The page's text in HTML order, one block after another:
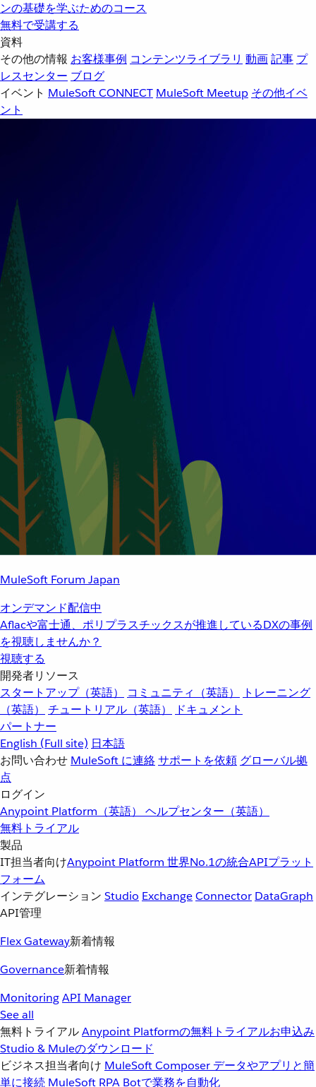
ンの基礎を学ぶためのコース
無料で受講する
資料
その他の情報 お客様事例 コンテンツライブラリ 動画記事 プ
レスセンター ブログ
イベント MuleSoft CONNECT MuleSoft Meetup その他イベ
ント
MuleSoft Forum Japan
オンデマンド配信中
Aflacや富士通、ポリプラスチックスが推進しているDXの事例
を視聴しませんか？
視聴する
開発者リソース
スタートアップ（英語）
コミュニティ（英語）
トレーニング
（英語）
チュートリアル（英語）
ドキュメント
パートナー
English (Full site) 日本語
お問い合わせ MuleSoft に連絡サポートを依頼 グローバル拠
点
ログイン
Anypoint Platform（英語） ヘルプセンター（英語）
無料トライアル
製品
IT担当者向けAnypoint Platform 世界No.1の統合APIプラット
フォーム
インテグレーション Studio ExchangeConnector DataGraph
API管理
Flex Gateway新着情報
Governance新着情報
MonitoringAPI Manager
See all
無料トライアルAnypoint Platformの無料トライアルお申込み
Studio & Muleのダウンロード
ビジネス担当者向け MuleSoft Composer データやアプリと簡
単に接続 MuleSoft RPA Botで業務を自動化